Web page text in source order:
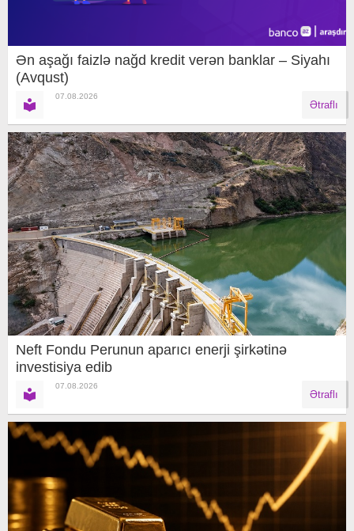
Ən aşağı faizlə nağd kredit verən banklar – Siyahı
(Avqust)
07.08.2026
Ətraflı
Neft Fondu Perunun aparıcı enerji şirkətinə
investisiya edib
07.08.2026
Ətraflı